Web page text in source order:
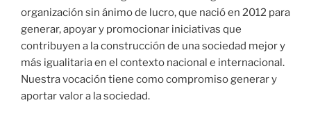
organización sin ánimo de lucro, que nació en 2012 para
generar, apoyar y promocionar iniciativas que
contribuyen a la construcción de una sociedad mejor y
más igualitaria en el contexto nacional e internacional.
Nuestra vocación tiene como compromiso generar y
aportar valor a la sociedad.